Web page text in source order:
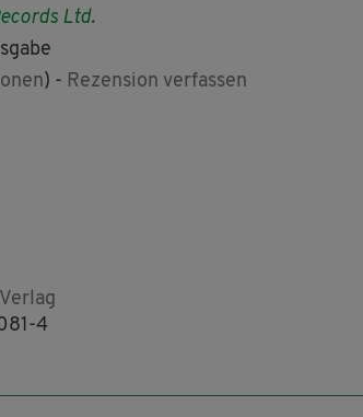
Ltd.
) - Rezension verfassen
4